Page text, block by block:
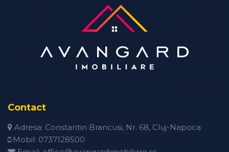
Contact
Adresa: Constantin Brancusi, Nr. 68, Cluj-Napoca
Mobil: 0737128500